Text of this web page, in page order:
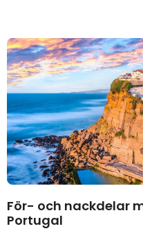
För- och nackdelar
Portugal